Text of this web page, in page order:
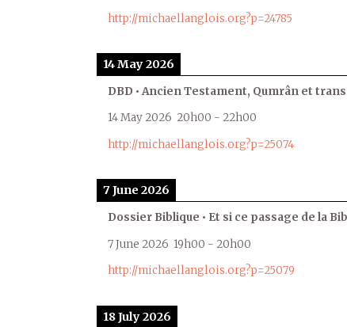
http://michaellanglois.org?p=24785
14 May 2026
DBD • Ancien Testament, Qumrân et
14 May 2026 20h00 - 22h00
http://michaellanglois.org?p=25074
7 June 2026
Dossier Biblique • Et si ce passage de la
7 June 2026 19h00 - 20h00
http://michaellanglois.org?p=25079
18 July 2026